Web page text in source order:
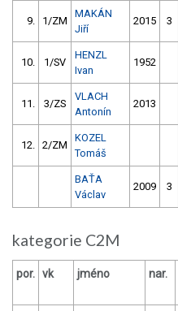
9. 1/ZM
MAKÁN
Jiří
2015 3
10. 1/SV
HENZL
Ivan
1952
11. 3/ZS
VLACH
Antonín
2013
12. 2/ZM
KOZEL
Tomáš
BAŤA
Václav
2009 3
kategorie C2M
por. vk jméno nar.